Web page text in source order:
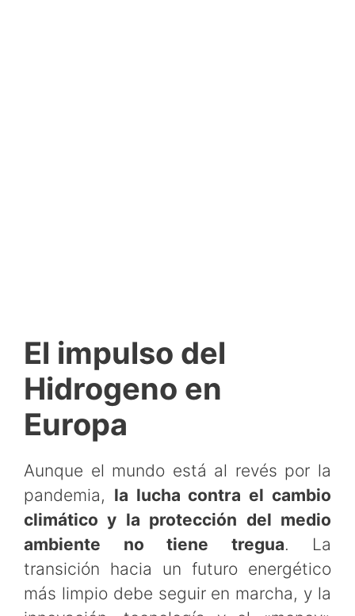
El impulso del
Hidrogeno en
Europa
Aunque el mundo está al revés por la
pandemia, la lucha contra el cambio
climático y la protección del medio
ambiente no tiene tregua. La
transición hacia un futuro energético
más limpio debe seguir en marcha, y la